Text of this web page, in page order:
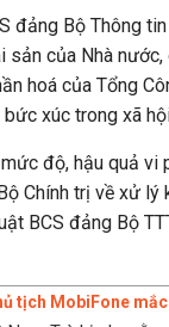
đảng Bộ Thông
sản của Nhà
hoá của Tổng
xúc trong xã
độ, hậu quả
Chính trị về xử lý
BCS đảng Bộ
tịch MobiFone